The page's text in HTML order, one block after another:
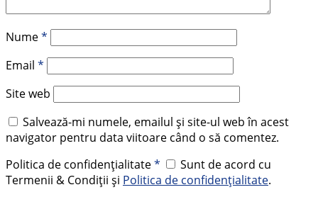
Nume*
Email *
Site web
Salvează-mi numele, emailul și site-ul web în acest
navigator pentru data viitoare când o să comentez.
Politica de confidențialitate*
Sunt de acord cu
Termenii & Condiții și Politica de confidențialitate.